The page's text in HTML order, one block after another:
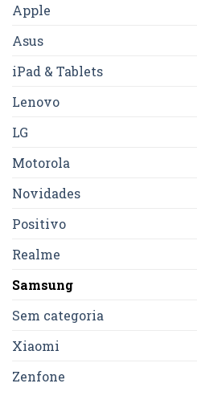
Apple
Asus
iPad & Tablets
Lenovo
LG
Motorola
Novidades
Positivo
Realme
Samsung
Sem categoria
Xiaomi
Zenfone